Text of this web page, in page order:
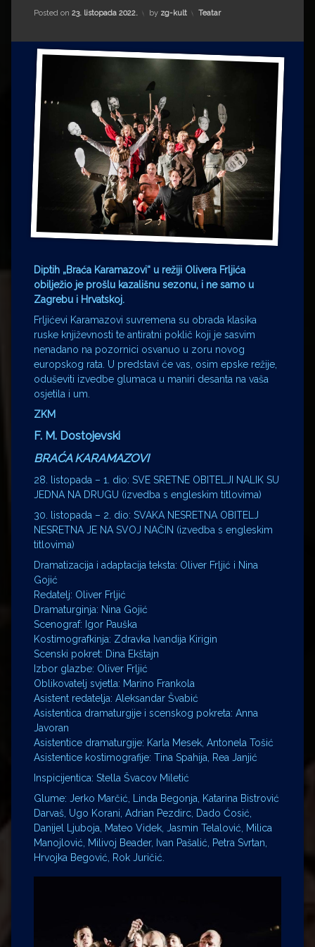
Matea Andrić
Ljiljana Lekanić-Kljaić
Željko Krznarić
Mario Lovreković
Miroslav Šantek
Posted on 23. listopada 2022. by zg-kult Kategorije:
Teatar
Diptih „Braća Karamazovi“ u režiji Olivera Frljića
obilježio je prošlu kazališnu sezonu, i ne samo u
Zagrebu i Hrvatskoj.
Frljićevi Karamazovi suvremena su obrada klasika
ruske književnosti te antiratni poklič koji je sasvim
nenadano na pozornici osvanuo u zoru novog
europskog rata. U predstavi će vas, osim epske režije,
oduševiti izvedbe glumaca u maniri desanta na vaša
osjetila i um.
ZKM
F. M. Dostojevski
BRAĆA KARAMAZOVI
28. listopada – 1. dio: SVE SRETNE OBITELJI NALIK SU
JEDNA NA DRUGU (izvedba s engleskim titlovima)
30. listopada – 2. dio: SVAKA NESRETNA OBITELJ
NESRETNA JE NA SVOJ NAČIN (izvedba s engleskim
titlovima)
Dramatizacija i adaptacija teksta: Oliver Frljić i Nina
Gojić
Redatelj: Oliver Frljić
Dramaturginja: Nina Gojić
Scenograf: Igor Pauška
Kostimografkinja: Zdravka Ivandija Kirigin
Scenski pokret: Dina Ekštajn
Izbor glazbe: Oliver Frljić
Oblikovatelj svjetla: Marino Frankola
Asistent redatelja: Aleksandar Švabić
Asistentica dramaturgije i scenskog pokreta: Anna
Javoran
Asistentice dramaturgije: Karla Mesek, Antonela Tošić
Asistentice kostimografije: Tina Spahija, Rea Janjić
Inspicijentica: Stella Švacov Miletić
Glume: Jerko Marčić, Linda Begonja, Katarina Bistrović
Darvaš, Ugo Korani, Adrian Pezdirc, Dado Ćosić,
Danijel Ljuboja, Mateo Videk, Jasmin Telalović, Milica
Manojlović, Milivoj Beader, Ivan Pašalić, Petra Svrtan,
Hrvojka Begović, Rok Juričić.